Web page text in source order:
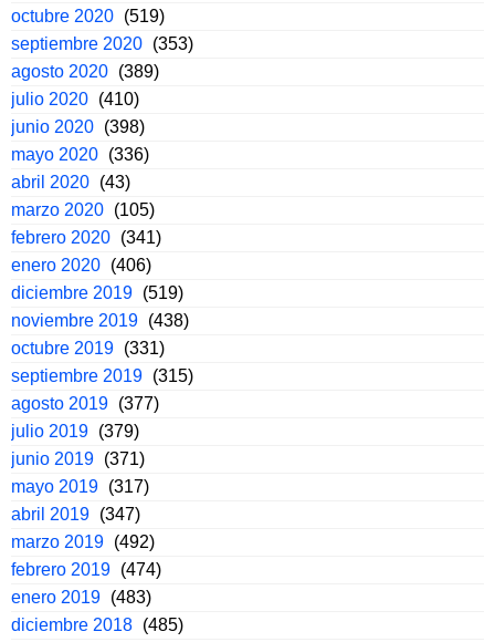
octubre 2020 (519)
septiembre 2020 (353)
agosto 2020 (389)
julio 2020 (410)
junio 2020 (398)
mayo 2020 (336)
abril 2020 (43)
marzo 2020 (105)
febrero 2020 (341)
enero 2020 (406)
diciembre 2019 (519)
noviembre 2019 (438)
octubre 2019 (331)
septiembre 2019 (315)
agosto 2019 (377)
julio 2019 (379)
junio 2019 (371)
mayo 2019 (317)
abril 2019 (347)
marzo 2019 (492)
febrero 2019 (474)
enero 2019 (483)
diciembre 2018 (485)